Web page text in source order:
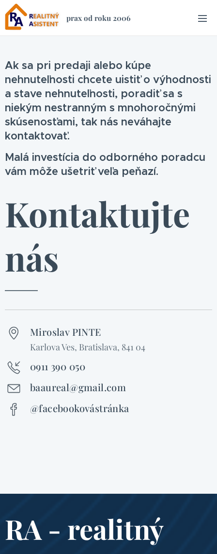
prax od roku 2006
Ak sa pri predaji alebo kúpe
nehnuteľnosti chcete uistiť o výhodnosti
a stave nehnuteľnosti, poradiť sa s
niekým nestranným s mnohoročnými
skúsenosťami, tak nás neváhajte
kontaktovať.
Malá investícia do odborného poradcu
vám môže ušetriť veľa peňazí.
Kontaktujte
nás
Miroslav PINTE
Karlova Ves, Bratislava, 841 04
0911 390 050
baaureal@gmail.com
@facebookovástránka
RA - realitný